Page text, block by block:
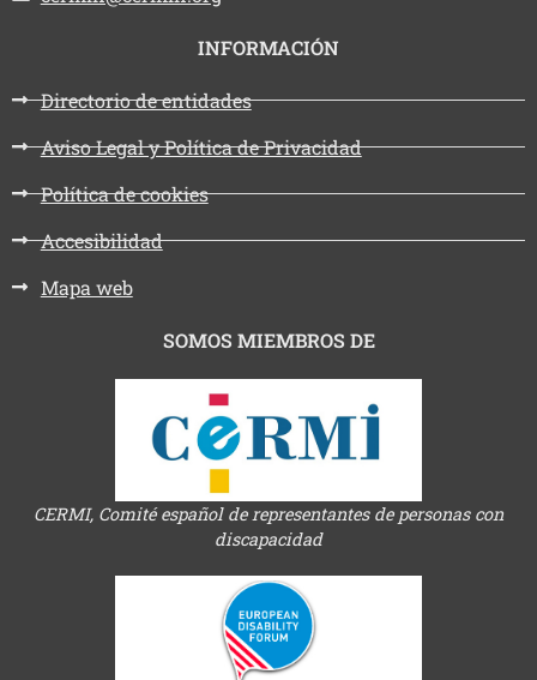
INFORMACIÓN
Directorio de entidades
Aviso Legal y Política de Privacidad
Política de cookies
Accesibilidad
Mapa web
SOMOS MIEMBROS DE
CERMI, Comité español de representantes de personas con
discapacidad